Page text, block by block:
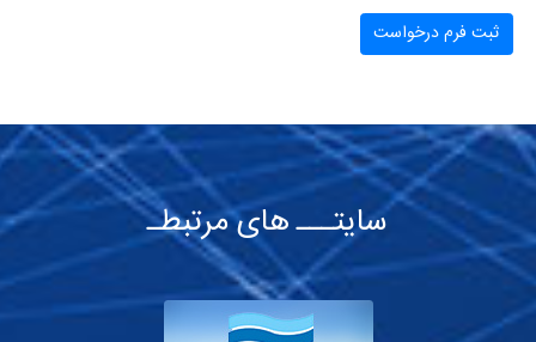
ثبت فرم درخواست
سایتـــ های مرتبطـ